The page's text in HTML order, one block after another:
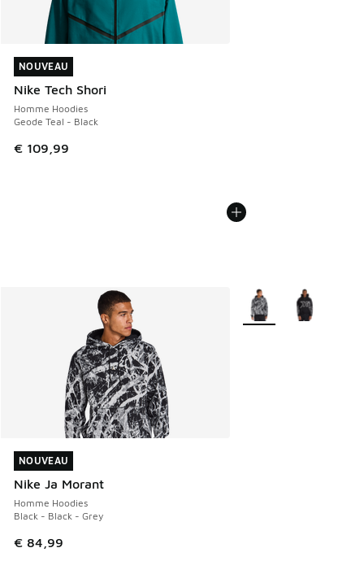
NOUVEAU
Nike Tech Shori
Homme Hoodies
Geode Teal - Black
€ 109,99
NOUVEAU
NOUVEAU
Nike Ja Morant
Homme Hoodies
Black - Black - Grey
€ 84,99
NOUVEAU
Plus de couleurs